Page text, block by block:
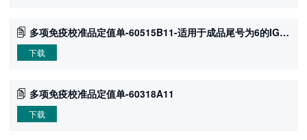
多项免疫校准品定值单-60515B11-适用于成品尾号为6的IGA试剂
下载
多项免疫校准品定值单-60318A11
下载